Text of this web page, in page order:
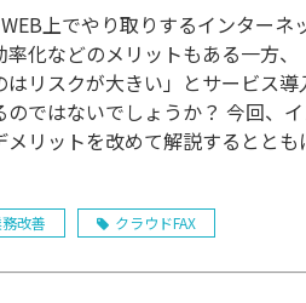
WEB上でやり取りするインターネ
率化などのメリットもある一方、
はリスクが大きい」とサービス
のではないでしょうか？ 今回、
メリットを改めて解説するとと
にインターネットFAXを導入す
い。
改善 クラウドFAX